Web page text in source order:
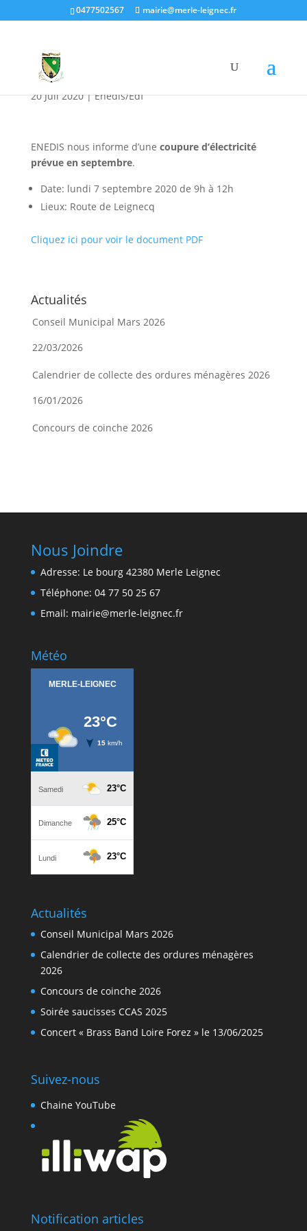
0477502567 mairie@merle-leignec.fr
Coupure d’électricité
prévue en Septembre
20 Juil 2020|Enedis/Edf
ENEDIS nous informe d’une coupure d’électricité
prévue en septembre.
Date: lundi 7 septembre 2020 de 9h à 12h
Lieux: Route de Leignecq
Cliquez ici pour voir le document PDF
Actualités
Conseil Municipal Mars 2026
22/03/2026
Calendrier de collecte des ordures ménagères 2026
16/01/2026
Concours de coinche 2026
Nous Joindre
Adresse: Le bourg 42380 Merle Leignec
Téléphone: 04 77 50 25 67
Email: mairie@merle-leignec.fr
Météo
Actualités
Conseil Municipal Mars 2026
Calendrier de collecte des ordures ménagères
2026
Concours de coinche 2026
Soirée saucisses CCAS 2025
Concert « Brass Band Loire Forez » le 13/06/2025
Suivez-nous
Chaine YouTube
Notification articles